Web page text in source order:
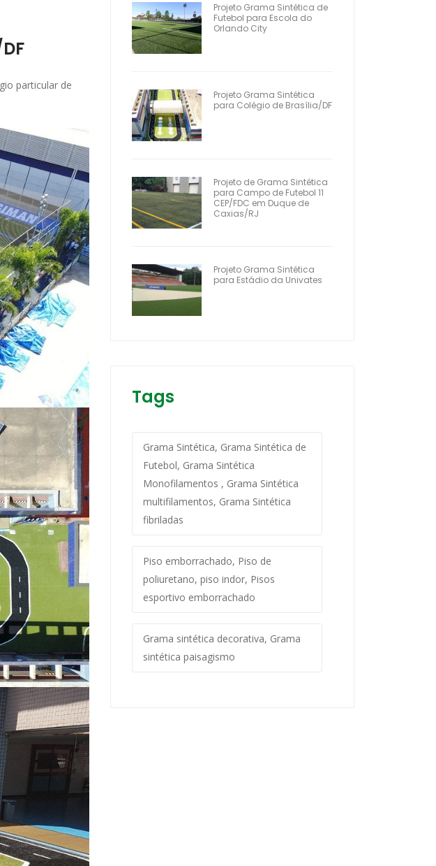
particular de
Projeto Grama Sintética de
Futebol para Escola do
Orlando City
Projeto Grama Sintética
para Colégio de Brasília/DF
Projeto de Grama Sintética
para Campo de Futebol 11
CEP/FDC em Duque de
Caxias/RJ
Projeto Grama Sintética
para Estádio da Univates
Tags
Grama Sintética, Grama Sintética de
Futebol, Grama Sintética
Monofilamentos , Grama Sintética
multifilamentos, Grama Sintética
fibriladas
Piso emborrachado, Piso de
poliuretano, piso indor, Pisos
esportivo emborrachado
Grama sintética decorativa, Grama
sintética paisagismo